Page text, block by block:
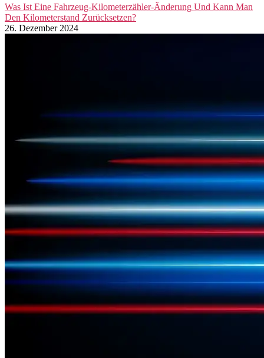
Was Ist Eine Fahrzeug-Kilometerzähler-Änderung Und Kann Man
Den Kilometerstand Zurücksetzen?
26. Dezember 2024